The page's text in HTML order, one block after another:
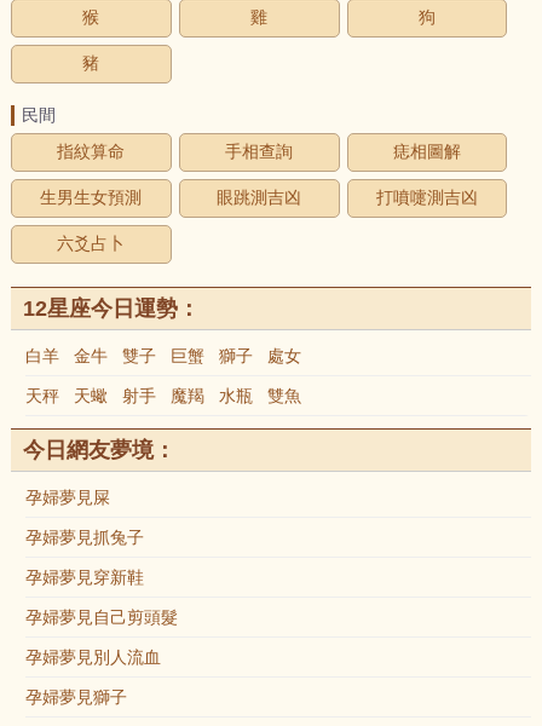
猴 雞 狗
豬
民間
指紋算命
手相查詢 痣相圖解
生男生女預測 眼跳測吉凶 打噴嚏測吉凶
六爻占卜
12星座今日運勢：
白羊 金牛 雙子 巨蟹 獅子 處女
天秤 天蠍 射手 魔羯 水瓶 雙魚
今日網友夢境：
孕婦夢見屎
孕婦夢見抓兔子
孕婦夢見穿新鞋
孕婦夢見自己剪頭髮
孕婦夢見別人流血
孕婦夢見獅子